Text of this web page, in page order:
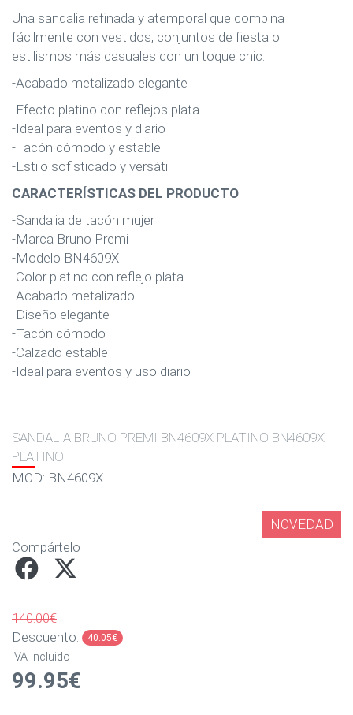
Una sandalia refinada y atemporal que combina
fácilmente con vestidos, conjuntos de fiesta o
estilismos más casuales con un toque chic.
-Acabado metalizado elegante
-Efecto platino con reflejos plata
-Ideal para eventos y diario
-Tacón cómodo y estable
-Estilo sofisticado y versátil
CARACTERÍSTICAS DEL PRODUCTO
-Sandalia de tacón mujer
-Marca Bruno Premi
-Modelo BN4609X
-Color platino con reflejo plata
-Acabado metalizado
-Diseño elegante
-Tacón cómodo
-Calzado estable
-Ideal para eventos y uso diario
SANDALIA BRUNO PREMI BN4609X PLATINO BN4609X
PLATINO
MOD: BN4609X
NOVEDAD
Compártelo
140.00€
Descuento:
40.05€
IVA incluido
99.95€